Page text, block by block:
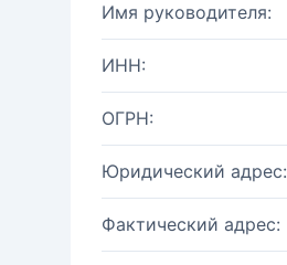
Имя руководителя:
ИНН:
ОГРН:
Юридический адрес:
Фактический адрес: